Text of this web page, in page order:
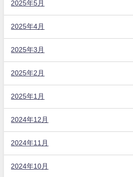
2025年5月
2025年4月
2025年3月
2025年2月
2025年1月
2024年12月
2024年11月
2024年10月